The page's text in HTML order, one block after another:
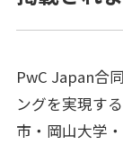
女性の健康
動けるから
糖質コント
PwC Japan合
ングを実現す
市・岡山大学